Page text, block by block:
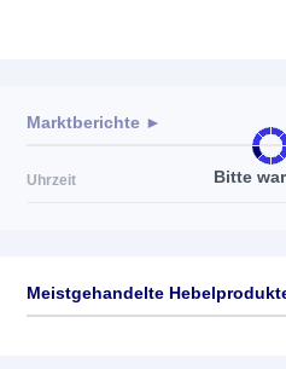
Bitte
Marktberichte ►
Uhrzeit
Meistgehandelte